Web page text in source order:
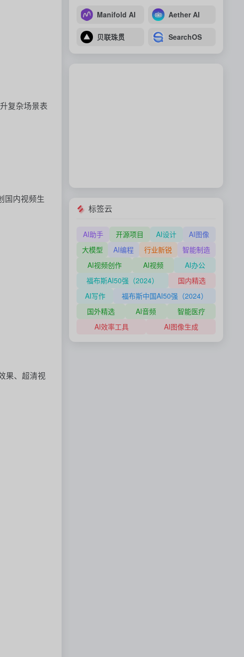
复杂场景表
国内视频生
果、超清视
Manifold AI Aether AI
贝联珠贯 SearchOS
标签云
AI助手 开源项目 AI设计
AI图像
大模型
AI编程 行业新锐
智能制造
AI视频创作
AI视频
AI办公
福布斯AI50强（2024）
国内精选
AI写作
福布斯中国AI50强（2024）
国外精选
AI音频
智能医疗
AI效率工具
AI图像生成